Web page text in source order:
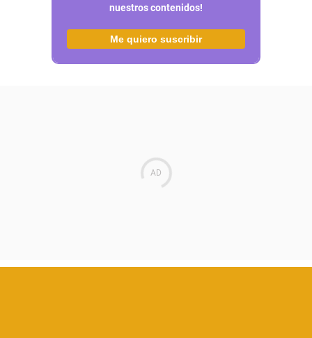
nuestros contenidos!
Me quiero suscribir